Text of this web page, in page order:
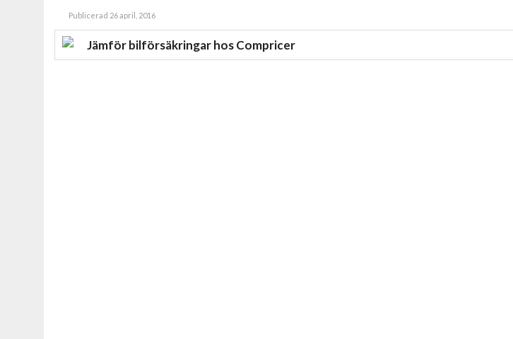
Publicerad 26 april, 2016
Jämför bilförsäkringar hos Compricer